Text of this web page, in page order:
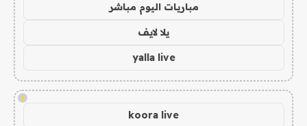
مباريات اليوم مباشر
يلا لايف
yalla live
!
koora live